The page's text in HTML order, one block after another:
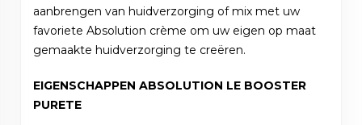
aanbrengen van huidverzorging of mix met uw
favoriete Absolution crème om uw eigen op maat
gemaakte huidverzorging te creëren.
EIGENSCHAPPEN ABSOLUTION LE BOOSTER
PURETE